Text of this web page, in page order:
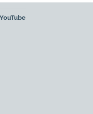
YouTube